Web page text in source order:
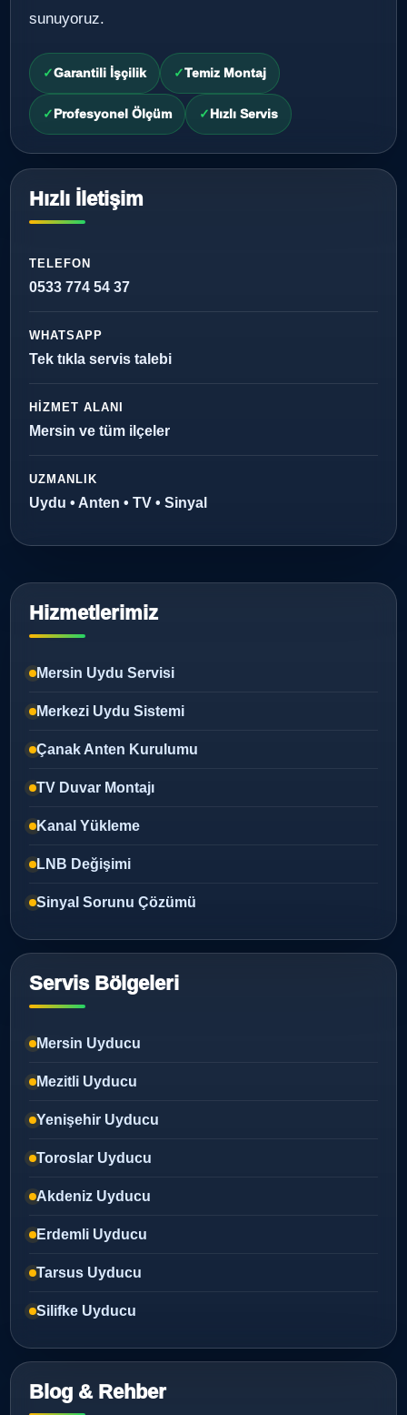
sunuyoruz.
Garantili İşçilik Temiz Montaj
Profesyonel Ölçüm Hızlı Servis
Hızlı İletişim
TELEFON
0533 774 54 37
WHATSAPP
Tek tıkla servis talebi
HIZMET ALANI
Mersin ve tüm ilçeler
UZMANLIK
Uydu • Anten • TV • Sinyal
Hizmetlerimiz
Mersin Uydu Servisi
Merkezi Uydu Sistemi
Çanak Anten Kurulumu
TV Duvar Montajı
Kanal Yükleme
LNB Değişimi
Sinyal Sorunu Çözümü
Servis Bölgeleri
Mersin Uyducu
Mezitli Uyducu
Yenişehir Uyducu
Toroslar Uyducu
Akdeniz Uyducu
Erdemli Uyducu
Tarsus Uyducu
Silifke Uyducu
Blog & Rehber